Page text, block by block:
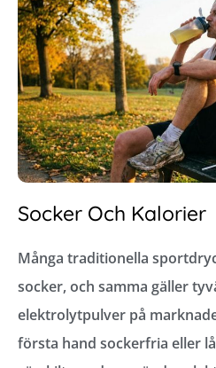
Socker Och Kalorier
Många traditionella
socker, och samma gäller
elektrolytpulver på
första hand sockerfria eller